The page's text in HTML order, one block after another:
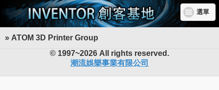
選單
» ATOM 3D Printer Group
INVENTOR 創客基地
© 1997~2026 All rights reserved.
潮流娛樂事業有限公司